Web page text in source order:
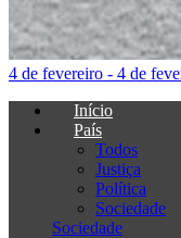
4 de fevereiro - 4 de
Início
País
Todos
Justiça
Política
Sociedade
Sociedade